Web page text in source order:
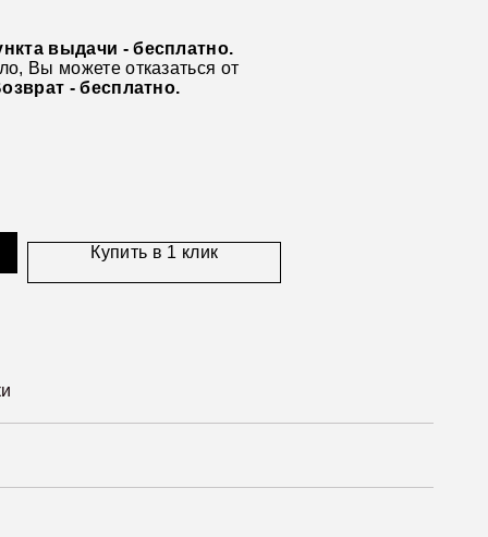
выдачи - бесплатно.
Вы можете отказаться от
- бесплатно.
Купить в 1 клик